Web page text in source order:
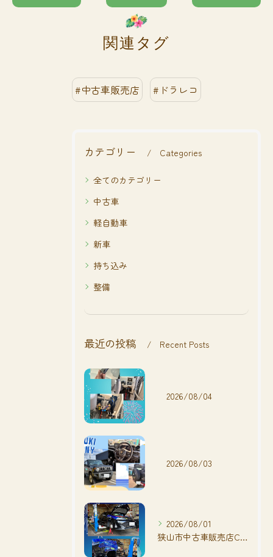
関連タグ
#中古車販売店 #ドラレコ
カテゴリー Categories
全てのカテゴリー
中古車
軽自動車
新車
持ち込み
整備
最近の投稿 Recent Posts
2026/08/04
2026/08/03
2026/08/01
狭山市中古車販売店CarShop FACT.🚗